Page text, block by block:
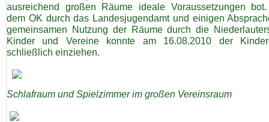
ausreichend großen Räume ideale Voraussetzungen
dem OK durch das Landesjugendamt und einigen
gemeinsamen Nutzung der Räume durch die
Kinder und Vereine konnte am 16.08.2010 der
schließlich einziehen.
Schlafraum und Spielzimmer im großen Vereinsraum